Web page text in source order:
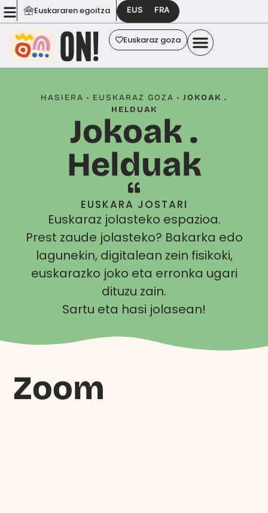
Euskararen egoitza EUS FRA
Euskaraz goza
HASIERA • EUSKARAZ GOZA • JOKOAK .
HELDUAK
Jokoak .
Helduak
EUSKARA JOSTARI
Euskaraz jolasteko espazioa.
Prest zaude jolasteko? Bakarka edo
lagunekin, digitalean zein fisikoki,
euskarazko joko eta erronka ugari
dituzu zain.
Sartu eta hasi jolasean!
Zoom